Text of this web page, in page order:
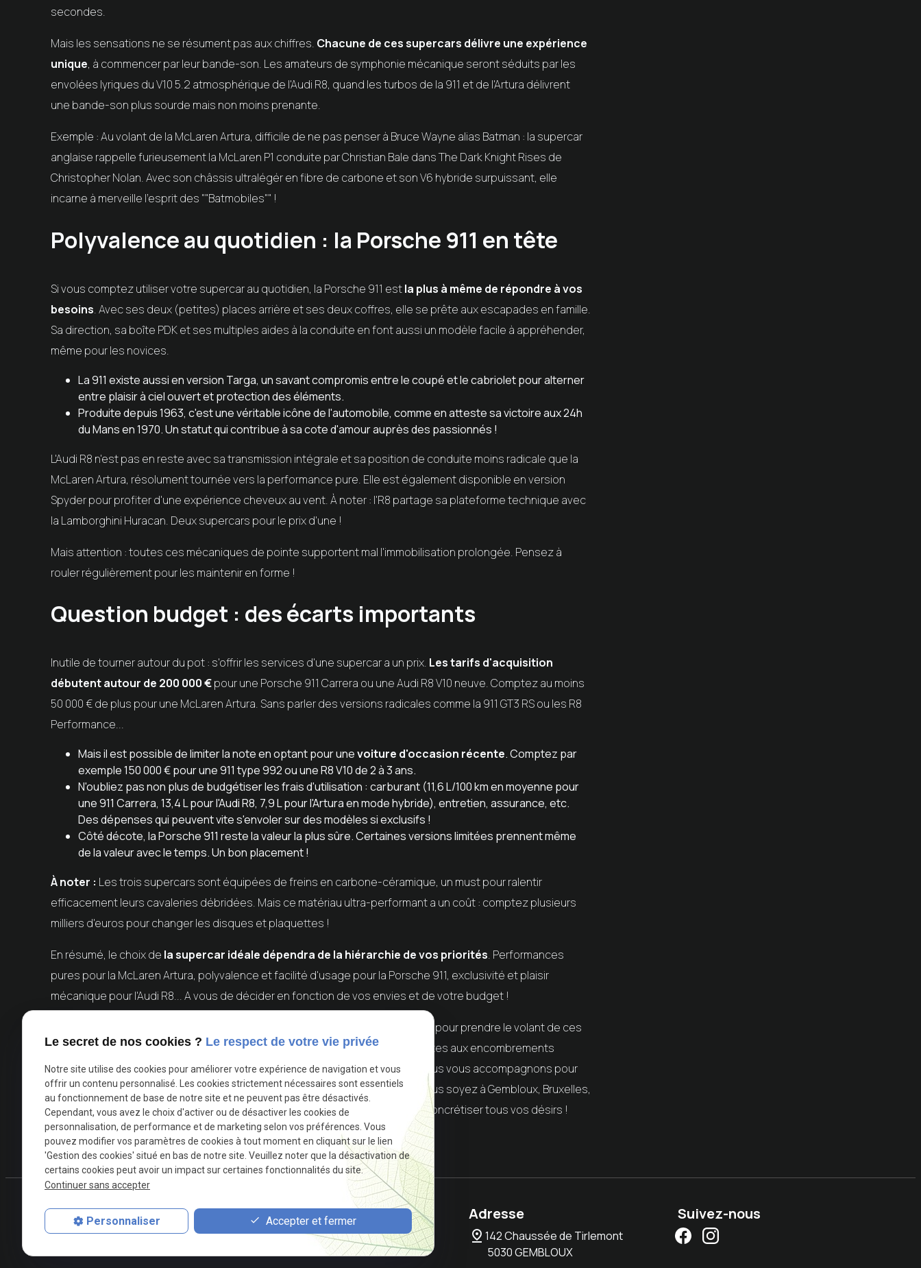
secondes.
Mais les sensations ne se résument pas aux chiffres. Chacune de ces supercars délivre une expérience
unique, à commencer par leur bande-son. Les amateurs de symphonie mécanique seront séduits par les
envolées lyriques du V10 5.2 atmosphérique de l'Audi R8, quand les turbos de la 911 et de l'Artura délivrent
une bande-son plus sourde mais non moins prenante.
Exemple : Au volant de la McLaren Artura, difficile de ne pas penser à Bruce Wayne alias Batman : la supercar
anglaise rappelle furieusement la McLaren P1 conduite par Christian Bale dans The Dark Knight Rises de
Christopher Nolan. Avec son châssis ultralégér en fibre de carbone et son V6 hybride surpuissant, elle
incarne à merveille l'esprit des ""Batmobiles"" !
Polyvalence au quotidien : la Porsche 911 en tête
Si vous comptez utiliser votre supercar au quotidien, la Porsche 911 estla plus à même de répondre à vos
besoins. Avec ses deux (petites) places arrière et ses deux coffres, elle se prête aux escapades en famille.
Sa direction, sa boîte PDK et ses multiples aides à la conduite en font aussi un modèle facile à appréhender,
même pour les novices.
La 911 existe aussi en version Targa, un savant compromis entre le coupé et le cabriolet pour alterner
entre plaisir à ciel ouvert et protection des éléments.
Produite depuis 1963, c'est une véritable icône de l'automobile, comme en atteste sa victoire aux 24h
du Mans en 1970. Un statut qui contribue à sa cote d'amour auprès des passionnés !
L'Audi R8 n'est pas en reste avec sa transmission intégrale et sa position de conduite moins radicale que la
McLaren Artura, résolument tournée vers la performance pure. Elle est également disponible en version
Spyder pour profiter d'une expérience cheveux au vent. À noter : l'R8 partage sa plateforme technique avec
la Lamborghini Huracan. Deux supercars pour le prix d'une !
Mais attention : toutes ces mécaniques de pointe supportent mal l'immobilisation prolongée. Pensez à
rouler régulièrement pour les maintenir en forme !
Question budget : des écarts importants
Inutile de tourner autour du pot : s'offrir les services d'une supercar a un prix. Les tarifs d'acquisition
débutent autour de 200 000 €pour une Porsche 911 Carrera ou une Audi R8 V10 neuve. Comptez au moins
50 000 € de plus pour une McLaren Artura. Sans parler des versions radicales comme la 911 GT3 RS ou les R8
Performance...
Mais il est possible de limiter la note en optant pour unevoiture d'occasion récente. Comptez par
exemple 150 000 € pour une 911 type 992 ou une R8 V10 de 2 à 3 ans.
N'oubliez pas non plus de budgétiser les frais d'utilisation : carburant (11,6 L/100 km en moyenne pour
une 911 Carrera, 13,4 L pour l'Audi R8, 7,9 L pour l'Artura en mode hybride), entretien, assurance, etc.
Des dépenses qui peuvent vite s'envoler sur des modèles si exclusifs !
Côté décote, la Porsche 911 reste la valeur la plus sûre. Certaines versions limitées prennent même
de la valeur avec le temps. Un bon placement !
À noter : Les trois supercars sont équipées de freins en carbone-céramique, un must pour ralentir
efficacement leurs cavaleries débridées. Mais ce matériau ultra-performant a un coût : comptez plusieurs
milliers d'euros pour changer les disques et plaquettes !
En résumé, le choix de la supercar idéale dépendra de la hiérarchie de vos priorités. Performances
pures pour la McLaren Artura, polyvalence et facilité d'usage pour la Porsche 911, exclusivité et plaisir
mécanique pour l'Audi R8... A vous de décider en fonction de vos envies et de votre budget !
Si vous hésitez encore, pourquoi ne pas profiter de notre service de location pour prendre le volant de ces
trois modèles le temps d'un week-end ? Un conseil : préférez les petites routes aux encombrements
urbains pour exploiter pleinement leur potentiel ! Chez Location Supercar, nous vous accompagnons pour
trouver la voiture de vos rêveset vivre une expérience inoubliable. Que vous soyez à Gembloux, Bruxelles,
Namur ou ailleurs en Brabant-Wallon, nos équipes sont à votre service pour concrétiser tous vos désirs !
X (formerly Twitter) est désactivé. Autoriser Facebook est désactivé. Autoriser
Téléphone
phone0493 37 09 79
Adresse
pin_drop 142 Chaussée de Tirlemont
5030 GEMBLOUX
Suivez-nous
Le secret de nos cookies ? Le respect de votre vie privée
Notre site utilise des cookies pour améliorer votre expérience de navigation et vous
offrir un contenu personnalisé. Les cookies strictement nécessaires sont essentiels
au fonctionnement de base de notre site et ne peuvent pas être désactivés.
Cependant, vous avez le choix d'activer ou de désactiver les cookies de
personnalisation, de performance et de marketing selon vos préférences. Vous
pouvez modifier vos paramètres de cookies à tout moment en cliquant sur le lien
'Gestion des cookies' situé en bas de notre site. Veuillez noter que la désactivation de
certains cookies peut avoir un impact sur certaines fonctionnalités du site.
Continuer sans accepter
Personnaliser Accepter et fermer